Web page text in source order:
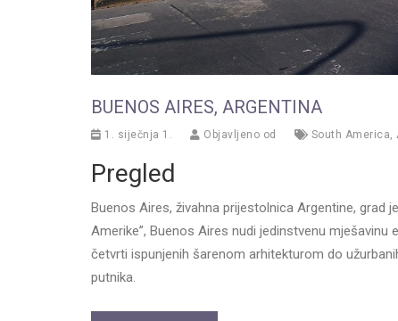
BUENOS AIRES, ARGENTINA
1. siječnja 1. Objavljeno od South America,
Pregled
Buenos Aires, živahna prijestolnica Argentine, grad
Amerike”, Buenos Aires nudi jedinstvenu
četvrti ispunjenih šarenom arhitekturom do
putnika.